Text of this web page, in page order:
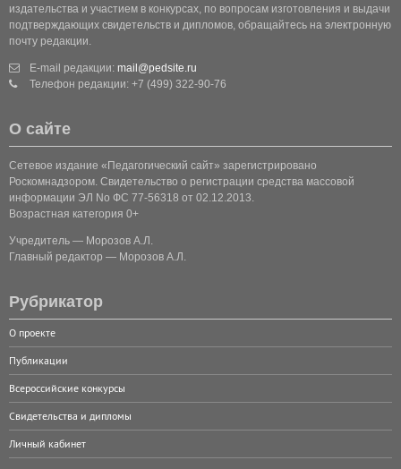
издательства и участием в конкурсах, по вопросам изготовления и выдачи
подтверждающих свидетельств и дипломов, обращайтесь на электронную
почту редакции.
E-mail редакции: mail@pedsite.ru
Телефон редакции: +7 (499) 322-90-76
О сайте
Сетевое издание «Педагогический сайт» зарегистрировано
Роскомнадзором. Свидетельство о регистрации средства массовой
информации ЭЛ No ФС 77-56318 от 02.12.2013.
Возрастная категория 0+
Учредитель — Морозов А.Л.
Главный редактор — Морозов А.Л.
Рубрикатор
О проекте
Публикации
Всероссийские конкурсы
Свидетельства и дипломы
Личный кабинет